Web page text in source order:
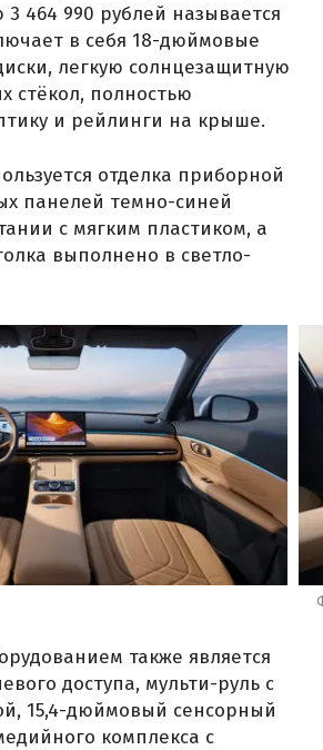
3 464 990 рублей называется
в себя 18-дюймовые
легкую солнцезащитную
стёкол, полностью
и рейлинги на крыше.
отделка приборной
панелей темно-синей
с мягким пластиком, а
выполнено в светло-
также является
доступа, мульти-руль с
15,4-дюймовый сенсорный
комплекса с